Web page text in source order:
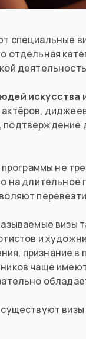
специальные
отдельная
искусства
программы не
на
визы
и
признание в
чаще